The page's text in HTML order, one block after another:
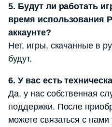
5. Будут ли работать
время использования
аккаунте?
Нет, игры, скачанные в
будут.
6. У вас есть
Да, у нас собственная
поддержки. После
можете связаться с